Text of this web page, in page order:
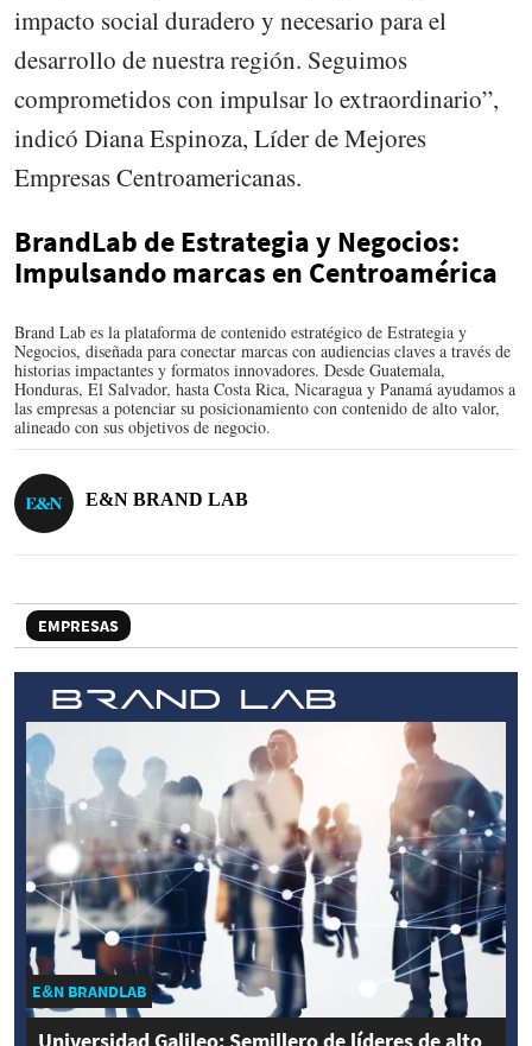
impacto social duradero y necesario para el
desarrollo de nuestra región. Seguimos
comprometidos con impulsar lo extraordinario”,
indicó Diana Espinoza, Líder de Mejores
Empresas Centroamericanas.
BrandLab de Estrategia y Negocios:
Impulsando marcas en Centroamérica
Brand Lab es la plataforma de contenido estratégico de Estrategia y
Negocios, diseñada para conectar marcas con audiencias claves a través de
historias impactantes y formatos innovadores. Desde Guatemala,
Honduras, El Salvador, hasta Costa Rica, Nicaragua y Panamá ayudamos a
las empresas a potenciar su posicionamiento con contenido de alto valor,
alineado con sus objetivos de negocio.
E&N BRAND LAB
EMPRESAS
E&N BRANDLAB